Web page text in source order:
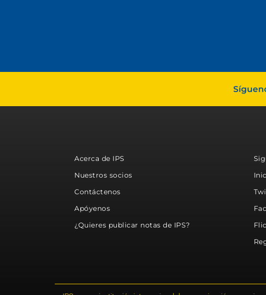
Acerca de IPS
Nuestros socios
Contáctenos
Apóyenos
¿Quieres publicar notas de IPS?